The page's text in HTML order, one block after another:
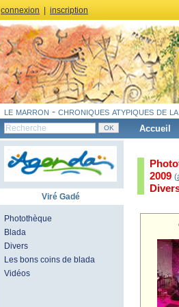
connexion inscription
le marron - chroniques atypiques de
Accueil
Viré Gadé
Photothèque
Blada
Divers
Les bons coins de blada
Vidéos
2009 (